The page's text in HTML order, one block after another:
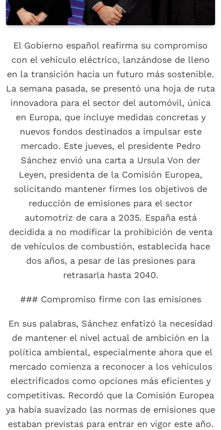
El Gobierno español reafirma su compromiso
con el vehículo eléctrico, lanzándose de lleno
en la transición hacia un futuro más sostenible.
La semana pasada, se presentó una hoja de ruta
innovadora para el sector del automóvil, única
en Europa, que incluye medidas concretas y
nuevos fondos destinados a impulsar este
mercado. Este jueves, el presidente Pedro
Sánchez envió una carta a Ursula Von der
Leyen, presidenta de la Comisión Europea,
solicitando mantener firmes los objetivos de
reducción de emisiones para el sector
automotriz de cara a 2035. España está
decidida a no modificar la prohibición de venta
de vehículos de combustión, establecida hace
dos años, a pesar de las presiones para
retrasarla hasta 2040.
### Compromiso firme con las emisiones
En sus palabras, Sánchez enfatizó la necesidad
de mantener el nivel actual de ambición en la
política ambiental, especialmente ahora que el
mercado comienza a reconocer a los vehículos
electrificados como opciones más eficientes y
competitivas. Recordó que la Comisión Europea
ya había suavizado las normas de emisiones que
estaban previstas para entrar en vigor este año.